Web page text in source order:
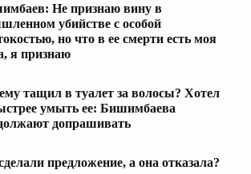
Не признаю вину в
убийстве с особой
но что в ее смерти есть моя
я признаю
тащил в туалет за волосы? Хотел
умыть ее: Бишимбаева
допрашивать
предложение, а она отказала?